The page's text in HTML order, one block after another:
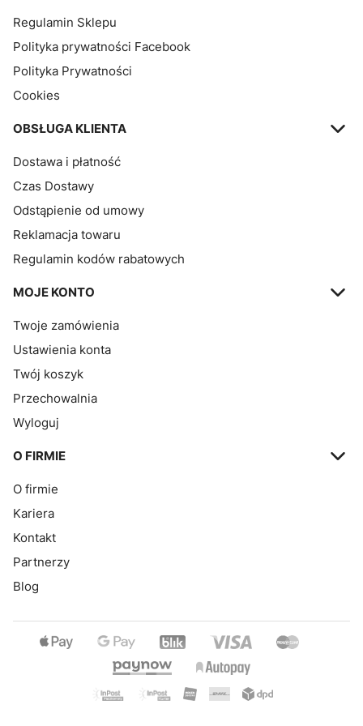
Regulamin Sklepu
Polityka prywatności Facebook
Polityka Prywatności
Cookies
OBSŁUGA KLIENTA
Dostawa i płatność
Czas Dostawy
Odstąpienie od umowy
Reklamacja towaru
Regulamin kodów rabatowych
MOJE KONTO
Twoje zamówienia
Ustawienia konta
Twój koszyk
Przechowalnia
Wyloguj
O FIRMIE
O firmie
Kariera
Kontakt
Partnerzy
Blog